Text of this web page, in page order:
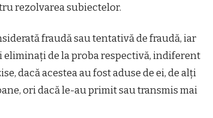
rezolvarea subiectelor.
fraudă sau tentativă de fraudă, iar
de la proba respectivă, indiferent
dacă acestea au fost aduse de ei, de alți
ori dacă le-au primit sau transmis mai